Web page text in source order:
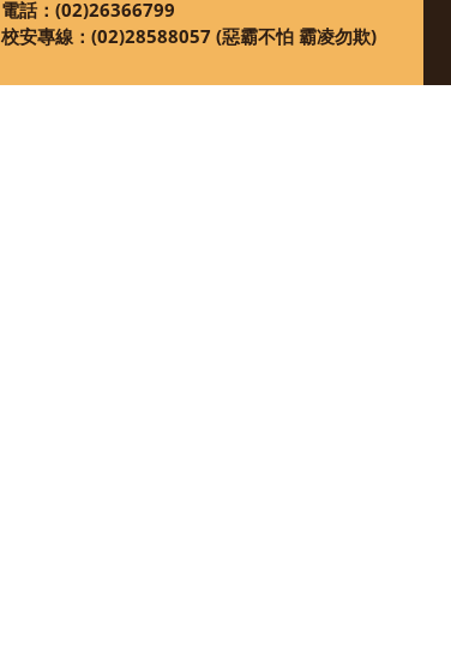
電話： (02)26366799
校安專線： (02)28588057 (惡霸不怕 霸凌勿欺)